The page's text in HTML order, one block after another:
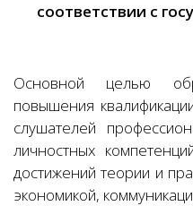
соответствии с
Основной целью
повышения
слушателей
личностных
достижений теории и
экономикой,